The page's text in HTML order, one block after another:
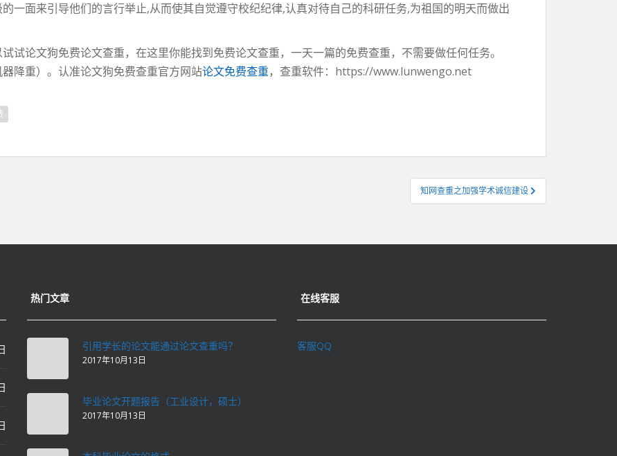
一面来引导他们的言行举止,从而使其自觉遵守校纪纪律,认真对待自己的科研任务,为祖国的明天而做出
试论文狗免费论文查重，在这里你能找到免费论文查重，一天一篇的免费查重，不需要做任何任务。
降重）。认准论文狗免费查重官方网站论文免费查重，查重软件：https://www.lunwengo.net
知网查重之加强学术诚信建设
热门文章
引用学长的论文能通过论文查重吗？
2017年10月13日
毕业论文开题报告（工业设计，硕士）
2017年10月13日
在线客服
客服QQ